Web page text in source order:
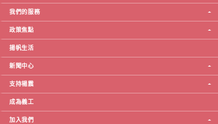
我們的服務
政策焦點
揚帆生活
新聞中心
支持楊震
成為義工
加入我們